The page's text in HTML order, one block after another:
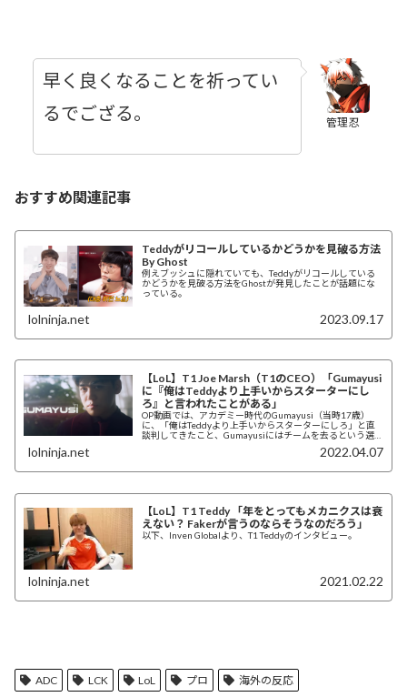
管理忍
早く良くなることを祈ってい
るでござる。
おすすめ関連記事
Teddyがリコールしているかどうかを見破る方法
By Ghost
例えブッシュに隠れていても、Teddyがリコールしている
かどうかを見破る方法をGhostが発見したことが話題にな
っている。
lolninja.net 2023.09.17
【LoL】T1 Joe Marsh（T1のCEO）「Gumayusi
に『俺はTeddyより上手いからスターターにし
ろ』と言われたことがある」
OP動画では、アカデミー時代のGumayusi（当時17歳）
に、「俺はTeddyより上手いからスターターにしろ」と直
談判してきたこと、Gumayusiにはチームを去るという選
lolninja.net 2022.04.07
【LoL】T1 Teddy 「年をとってもメカニクスは衰
えない？ Fakerが言うのならそうなのだろう」
以下、Inven Globalより、T1 Teddyのインタビュー。
lolninja.net 2021.02.22
ADC LCK LoL プロ 海外の反応